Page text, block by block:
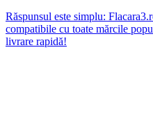
Răspunsul este simplu:
compatibile cu toate mărcile
livrare rapidă!